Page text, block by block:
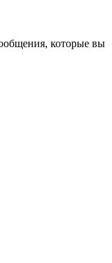
которые вы